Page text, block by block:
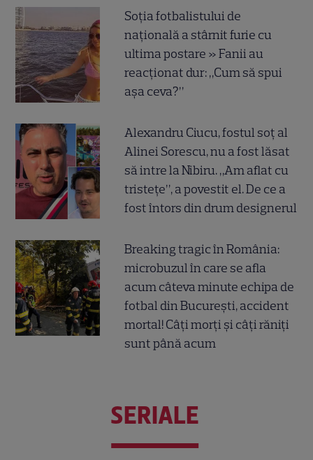
Soția fotbalistului de
națională a stârnit furie cu
ultima postare » Fanii au
reacționat dur: „Cum să spui
așa ceva?”
Alexandru Ciucu, fostul soț al
Alinei Sorescu, nu a fost lăsat
să intre la Nibiru. „Am aflat cu
tristețe”, a povestit el. De ce a
fost întors din drum designerul
Breaking tragic în România:
microbuzul în care se afla
acum câteva minute echipa de
fotbal din București, accident
mortal! Câți morți și câți răniți
sunt până acum
SERIALE